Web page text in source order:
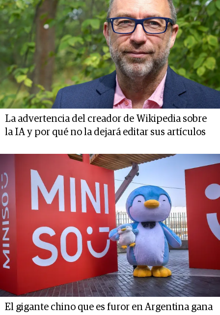
La advertencia del creador de Wikipedia sobre
la IA y por qué no la dejará editar sus artículos
El gigante chino que es furor en Argentina gana